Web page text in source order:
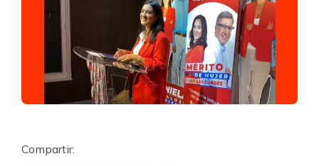
Compartir: